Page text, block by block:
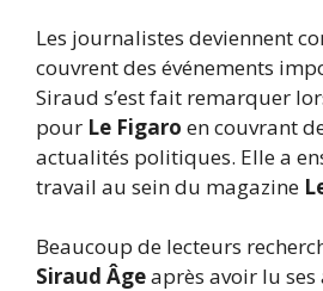
Les journalistes deviennent
couvrent des événements
Siraud s’est fait remarquer
pour Le Figaro en couvrant
actualités politiques. Elle a
travail au sein du magazine
Beaucoup de lecteurs
Siraud Âgeaprès avoir lu